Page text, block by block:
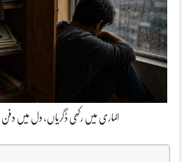
الماری میں رکھی ڈگریاں، دل میں